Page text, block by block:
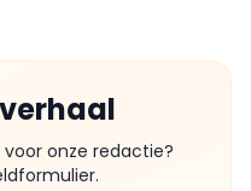
onze redactie?